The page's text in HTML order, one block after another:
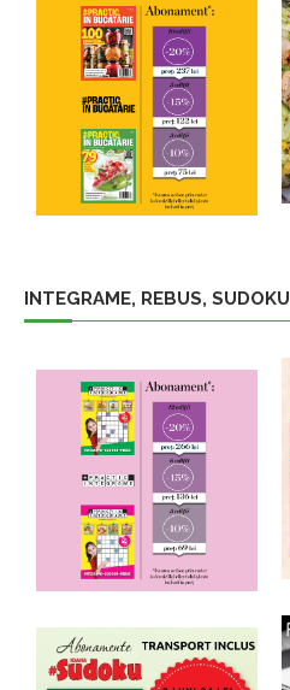
INTEGRAME, REBUS, SUDOKU